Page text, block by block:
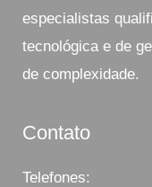
especialistas
tecnológica e de
de complexidade.
Contato
Telefones: